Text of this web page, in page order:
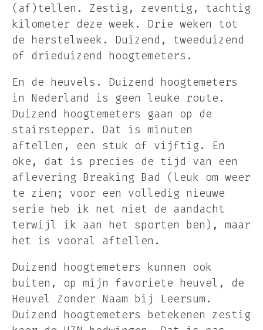
(af)tellen. Zestig, zeventig, tachtig
kilometer deze week. Drie weken tot
de herstelweek. Duizend, tweeduizend
of drieduizend hoogtemeters.
En de heuvels. Duizend hoogtemeters
in Nederland is geen leuke route.
Duizend hoogtemeters gaan op de
stairstepper. Dat is minuten
aftellen, een stuk of vijftig. En
oke, dat is precies de tijd van een
aflevering Breaking Bad (leuk om weer
te zien; voor een volledig nieuwe
serie heb ik net niet de aandacht
terwijl ik aan het sporten ben), maar
het is vooral aftellen.
Duizend hoogtemeters kunnen ook
buiten, op mijn favoriete heuvel, de
Heuvel Zonder Naam bij Leersum.
Duizend hoogtemeters betekenen zestig